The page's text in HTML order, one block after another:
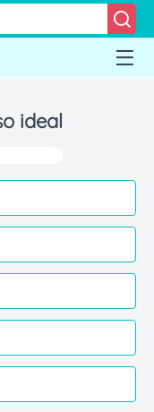
ideal